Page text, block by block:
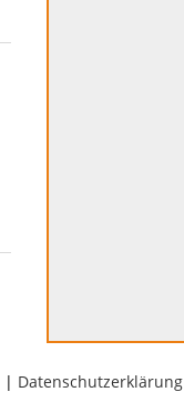
| Datenschutzerklärung